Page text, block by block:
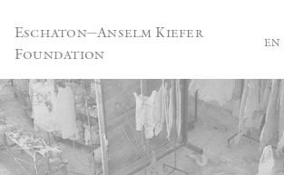
Eschaton—Anselm Kiefer
Foundation
en